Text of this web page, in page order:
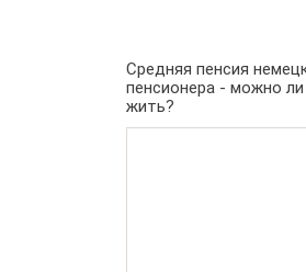
Средняя пенсия
пенсионера - можно ли
жить?